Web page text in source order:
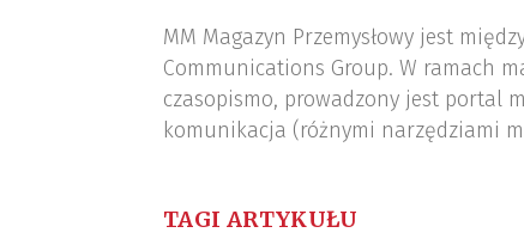
MM Magazyn Przemysłowy jest
Communications Group. W ramach
czasopismo, prowadzony jest portal
komunikacja (różnymi narzędziami
TAGI ARTYKUŁU